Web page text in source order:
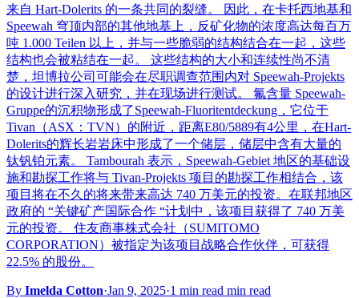
来自 Hart-Dolerits 的一条共同的裂缝。 因此，在卡托西地基和
Speewah 穹顶内部的其他地基上，反矿化物的浓度高达每百万
吨 1.000 Teilen 以上，并与一些脆弱的结构结合在一起，这些
结构也会被粘结在一起。 这些结构的大小和连续性尚不清
楚，坦博拉公司可能会在尽职调查范围内对 Speewah-Projekts
的设计进行深入研究，并在现场进行测试。 氟含量 Speewah-
Gruppe的沉积物形成了Speewah-Fluoritentdeckung，它位于
Tivan（ASX：TVN）的附近，距离E80/5889有4公里，在Hart-
Dolerits的辉长岩岩床中形成了一个储层，储层中含有大量的
钛钒铂元素。 Tambourah 表示，Speewah-Gebiet 地区的基础设
施和勘探工作将与 Tivan-Projekts 项目的勘探工作相结合，该
项目将在不久的将来带来高达 740 万美元的投资。在联邦地区
政府的 “关键矿产国际合作 “计划中，该项目获得了 740 万美
元的投资。 住友商事株式会社（SUMITOMO
CORPORATION）被指定为该项目战略合作伙伴，可获得
22.5% 的股份。
By Imelda Cotton·Jan 9, 2025·1 min read min read